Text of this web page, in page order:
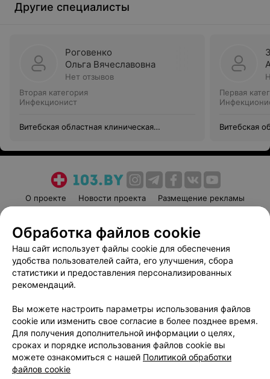
Другие специалисты
Роговенко
Ольга Вячеславовна
Нет отзывов
Вторая категория
Инфекционист
Витебская областная клиническая
Первая
Витебская
О проекте Новости проекта
Размещение рекламы
Пользовательское соглашение
Способы оплаты
Вакансии
Партнеры
Написать руководителю 103.by
Обработка персональных данных
Обработка файлов cookie
Наш сайт использует файлы cookie для обеспечения
удобства пользователей сайта, его улучшения, сбора
статистики и предоставления персонализированных
рекомендаций.
Вы можете настроить параметры использования файлов
cookie или изменить свое согласие в более позднее время.
Для получения дополнительной информации о целях,
сроках и порядке использования файлов cookie вы
можете ознакомиться с нашей Политикой обработки
файлов cookie